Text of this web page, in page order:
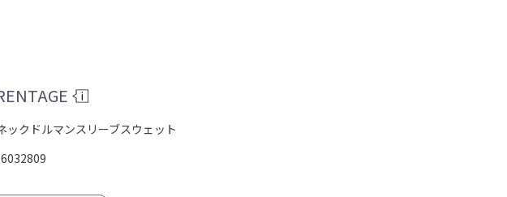
ックドルマンスリーブスウェット